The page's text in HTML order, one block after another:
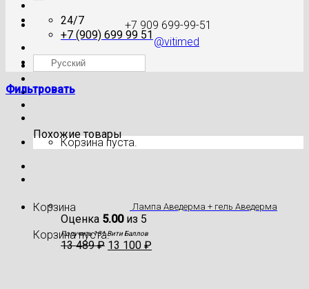
+7 909 699-99-51
@vitimed
Где моя посылка?
Корзина пуста.
Корзина
Корзина пуста.
24/7
+7 (909) 699 99 51
Русский
Фильтровать
Похожие товары
Лампа Аведерма + гель Аведерма
Оценка 5.00из 5
Получить 131 Вити Баллов
13 489₽ 13 100 ₽